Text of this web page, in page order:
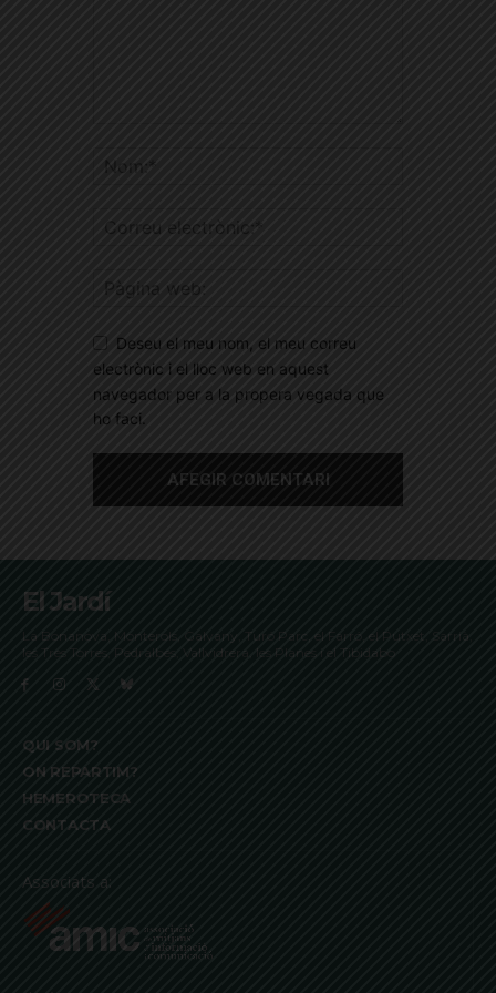
Deseu el meu nom, el meu correu
electrònic i el lloc web en aquest
navegador per a la propera vegada que
ho faci.
El Jardí
La Bonanova, Monterols, Galvany, Turó Parc, el Farró, el Putxet, Sarrià,
les Tres Torres, Pedralbes, Vallvidrera, les Planes i el Tibidabo
QUI SOM?
ON REPARTIM?
HEMEROTECA
CONTACTA
Associats a: